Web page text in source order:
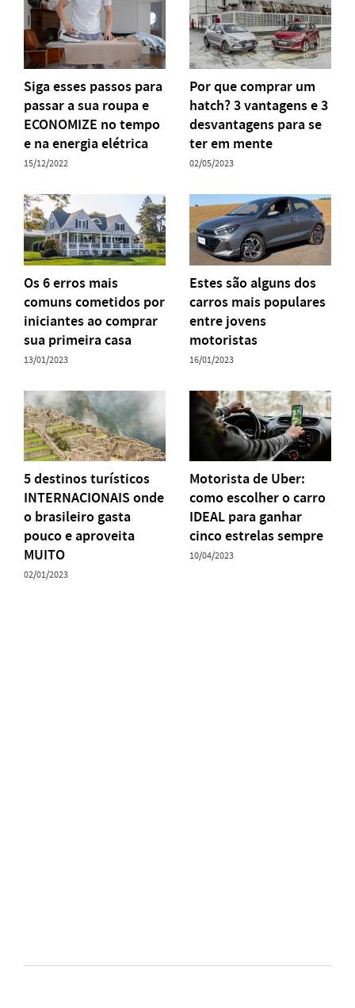
Siga esses passos para
passar a sua roupa e
ECONOMIZE no tempo
e na energia elétrica
15/12/2022
Por que comprar um
hatch? 3 vantagens e 3
desvantagens para se
ter em mente
02/05/2023
Os 6 erros mais
comuns cometidos por
iniciantes ao comprar
sua primeira casa
13/01/2023
Estes são alguns dos
carros mais populares
entre jovens
motoristas
16/01/2023
5 destinos turísticos
INTERNACIONAIS onde
o brasileiro gasta
pouco e aproveita
MUITO
02/01/2023
Motorista de Uber:
como escolher o carro
IDEAL para ganhar
cinco estrelas sempre
10/04/2023